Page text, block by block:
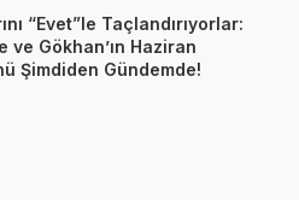
“Evet”le Taçlandırıyorlar:
ve Gökhan’ın Haziran
Şimdiden Gündemde!